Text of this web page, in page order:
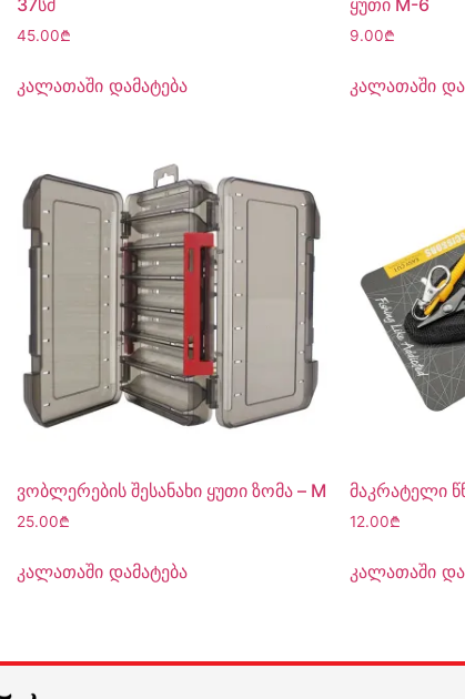
37სმ
45.00₾
კალათაში დამატება
ყუთი M-6
9.00₾
კალათაში
ვობლერების შესანახი ყუთი ზომა – M
25.00₾
კალათაში დამატება
მაკრატელი
12.00₾
კალათაში